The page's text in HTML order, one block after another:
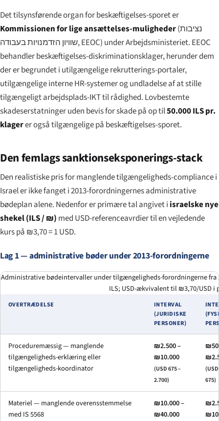
Det tilsynsførende organ for beskæftigelses-sporet er
Kommissionen for lige ansættelses-muligheder(נציבות
שוויון הזדמנויות בעבודה, EEOC) under Arbejdsministeriet. EEOC
behandler beskæftigelses-diskriminationsklager, herunder dem
der er begrundet i utilgængelige rekrutterings-portaler,
utilgængelige interne HR-systemer og undladelse af at stille
tilgængeligt arbejdsplads-IKT til rådighed. Lovbestemte
skadeserstatninger uden bevis for skade på op til50.000 ILS pr.
klagerer også tilgængelige på beskæftigelses-sporet.
Den femlags sanktionseksponerings-stack
Den realistiske pris for manglende tilgængeligheds-compliance i
Israel er ikke fanget i 2013-forordningernes administrative
bødeplan alene. Nedenfor er primære tal angivet i israelske nye
shekel (ILS / ₪) med USD-referenceavrdier til en vejledende
kurs på ₪3,70 = 1 USD.
Lag 1 — administrative bøder under 2013-forordningerne
Administrative bødeintervaller under tilgængeligheds-forordningerne fra
ILS; USD-ækvivalent til ₪3,70/USD i
OVERTRÆDELSE
INTERVAL
(JURIDISKE
PERSONER)
Proceduremæssig — manglende
tilgængeligheds-erklæring eller
tilgængeligheds-koordinator
₪2.500 –
₪10.000
(USD 675 –
2.700)
675)
Materiel — manglende overensstemmelse
med IS 5568
₪10.000 –
₪40.000